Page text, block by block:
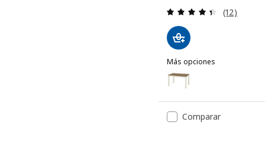
Revisa:
(12)
Más opciones
ÅLHULT
Opción: ÅLHULT, Mesa
Comparar